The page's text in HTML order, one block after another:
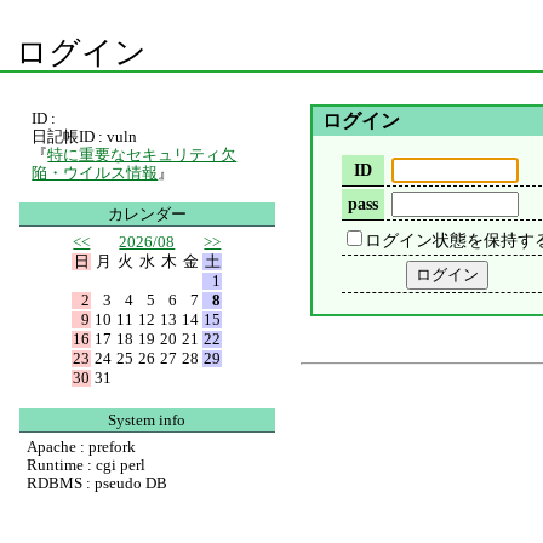
ログイン
ログイン
ID
pass
ログイン状態を保持す
ID :
日記帳ID : vuln
『特に重要なセキュリティ欠
陥・ウイルス情報 』
カレンダー
<<
2026/08
>>
日
月 火 水 木 金 土
1
2
3 4 5 6 7
8
9 10 11 12 13 14 15
16 17 18 19 20 21 22
23 24 25 26 27 28 29
30 31
System info
Apache : prefork
Runtime : cgi perl
RDBMS : pseudo DB